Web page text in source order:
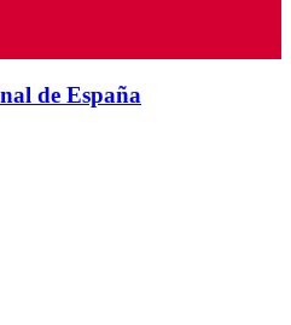
de España